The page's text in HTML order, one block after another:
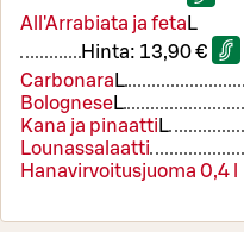
All'Arrabiata ja feta L
Hinta: 13,90 €
Carbonara L
BologneseL
Kana ja pinaatti L
Lounassalaatti
Hanavirvoitusjuoma 0,4 l